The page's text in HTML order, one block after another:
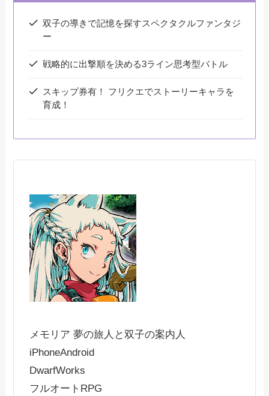
双子の導きで記憶を探すスペクタクルファンタジ
ー
戦略的に出撃順を決める3ライン思考型バトル
スキップ券有！ フリクエでストーリーキャラを
育成！
メモリア 夢の旅人と双子の案内人
iPhoneAndroid
DwarfWorks
フルオートRPG